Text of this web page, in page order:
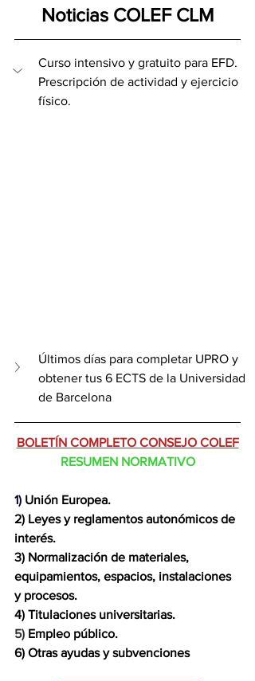
Noticias COLEF CLM
Curso intensivo y gratuito para EFD.
Prescripción de actividad y ejercicio
físico.
Últimos días para completar UPRO y
obtener tus 6 ECTS de la Universidad
de Barcelona
BOLETÍN COMPLETO CONSEJO COLEF
RESUMEN NORMATIVO
1) Unión Europea.
2) Leyes y reglamentos autonómicos de
interés.
3) Normalización de materiales,
equipamientos, espacios, instalaciones
y procesos.
4) Titulaciones universitarias.
5) Empleo público.
6) Otras ayudas y subvenciones